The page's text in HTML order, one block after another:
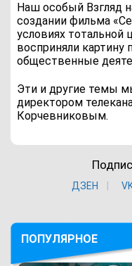
Наш особый Взгляд
создании фильма
условиях тотальной
восприняли картину
общественные
Эти и другие темы
директором
Корчевниковым.
ДЗЕН
ПОПУЛЯРНОЕ